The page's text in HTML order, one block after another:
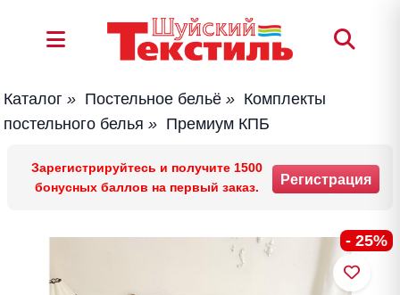
Каталог » Постельное бельё » Комплекты
постельного белья » Премиум КПБ
Зарегистрируйтесь и получите 1500
бонусных баллов на первый заказ.
Регистрация
- 25%